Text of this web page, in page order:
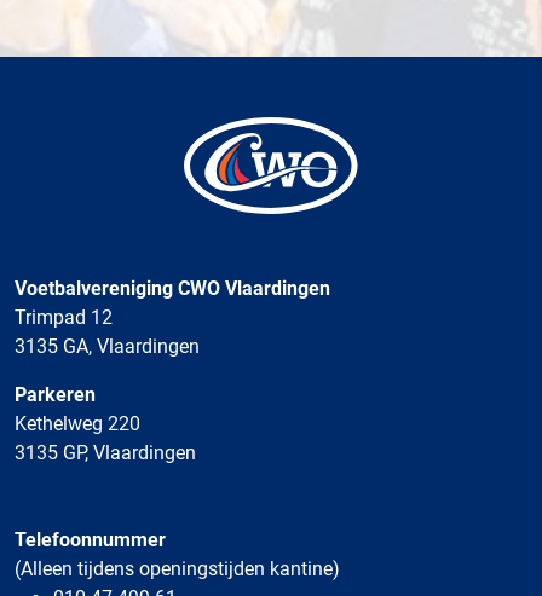
Voetbalvereniging CWO Vlaardingen
Trimpad 12
3135 GA, Vlaardingen
Parkeren
Kethelweg 220
3135 GP, Vlaardingen
Telefoonnummer
(Alleen tijdens openingstijden kantine)